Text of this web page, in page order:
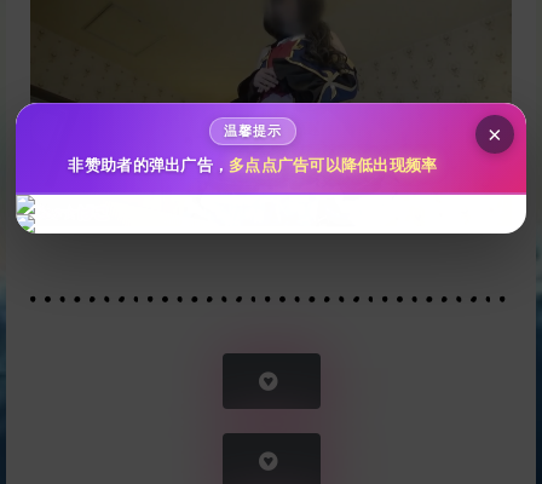
500分
立刻支付
秒传文本链接
点击全选
×
温馨提示
非赞助者的弹出广告， 多点点广告可以降低出现频率